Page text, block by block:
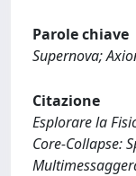
Parole chiave
Supernova;
Citazione
Esplorare la
Core-Collapse: